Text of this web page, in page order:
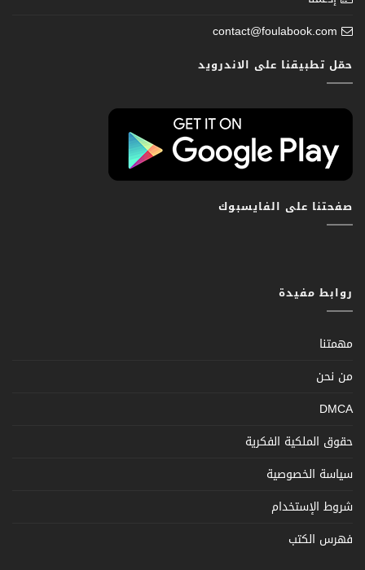
contact@foulabook.com
حمّل تطبيقنا على الاندرويد
صفحتنا على الفايسبوك
روابط مفيدة
مهمتنا
من نحن
DMCA
حقوق الملكية الفكرية
سياسة الخصوصية
شروط الإستخدام
فهرس الكتب